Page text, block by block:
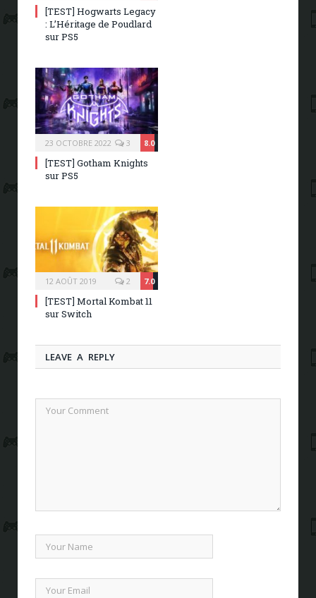
[TEST] Hogwarts Legacy
: L’Héritage de Poudlard
sur PS5
23 OCTOBRE 2022 8.0
3
[TEST] Gotham Knights
sur PS5
12 AOÛT 2019 7.0
2
[TEST] Mortal Kombat 11
sur Switch
LEAVE A REPLY